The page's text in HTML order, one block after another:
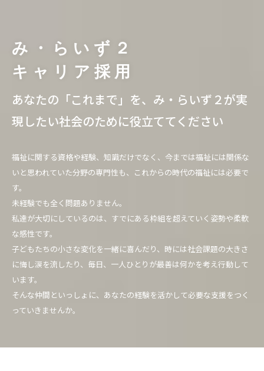
み・らいず２
キャリア採用
あなたの「これまで」を、み・らいず２が実
現したい社会のために役立ててください
福祉に関する資格や経験、知識だけでなく、今までは福祉には関係な
いと思われていた分野の専門性も、これからの時代の福祉には必要で
す。
未経験でも全く問題ありません。
私達が大切にしているのは、すでにある枠組を超えていく姿勢や柔軟
な感性です。
子どもたちの小さな変化を一緒に喜んだり、時には社会課題の大きさ
に悔し涙を流したり、毎日、一人ひとりが最善は何かを考え行動して
います。
そんな仲間といっしょに、あなたの経験を活かして必要な支援をつく
っていきませんか。